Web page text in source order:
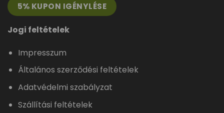
5% KUPON IGÉNYLÉSE
Jogi feltételek
Impresszum
Általános szerződési feltételek
Adatvédelmi szabályzat
Szállítási feltételek